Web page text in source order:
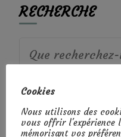
RECHERCHE
Vous
quelque
chose ?
DÉCOUVRE
Cookies
Nous utilisons des
vous offrir l'expérience
mémorisant vos